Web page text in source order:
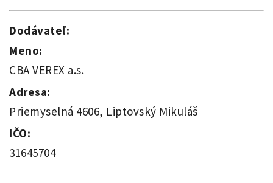
Dodávateľ:
Meno:
CBA VEREX a.s.
Adresa:
Priemyselná 4606, Liptovský Mikuláš
IČO:
31645704